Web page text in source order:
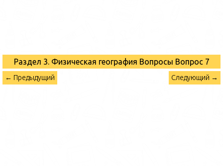
Раздел 3. Физическая география Вопросы Вопрос 7
← Предыдущий Следующий →